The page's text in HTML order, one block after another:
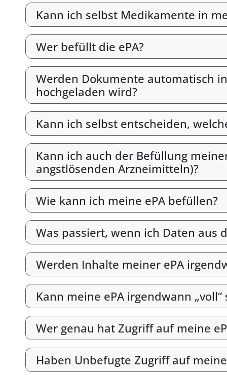
Kann ich selbst Medikamente in
Wer befüllt die ePA?
Werden Dokumente automatisch
hochgeladen wird?
Kann ich selbst entscheiden,
Kann ich auch der Befüllung
angstlösenden Arzneimitteln)?
Wie kann ich meine ePA befüllen?
Was passiert, wenn ich Daten aus
Werden Inhalte meiner ePA
Kann meine ePA irgendwann „voll“
Wer genau hat Zugriff auf meine
Haben Unbefugte Zugriff auf meine